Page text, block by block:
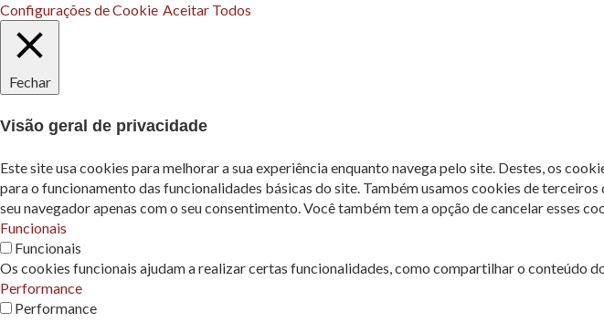
Configurações de Cookie Aceitar Todos
Fechar
Visão geral de privacidade
Este site usa cookies para melhorar a sua experiência enquanto navega pelo site. Destes, os
para o funcionamento das funcionalidades básicas do site. Também usamos cookies de
seu navegador apenas com o seu consentimento. Você também tem a opção de cancelar esses
Funcionais
Funcionais
Os cookies funcionais ajudam a realizar certas funcionalidades, como compartilhar o conteúdo
Performance
Performance